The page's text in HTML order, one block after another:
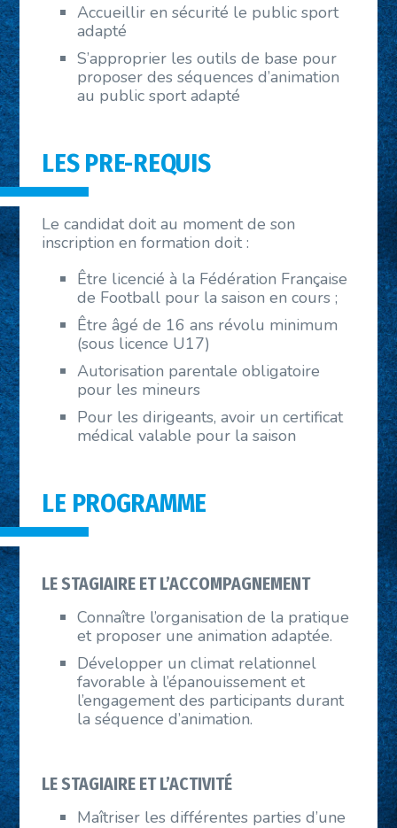
Accueillir en sécurité le public sport
adapté
S’approprier les outils de base pour
proposer des séquences d’animation
au public sport adapté
LES PRE-REQUIS
Le candidat doit au moment de son
inscription en formation doit :
Être licencié à la Fédération Française
de Football pour la saison en cours ;
Être âgé de 16 ans révolu minimum
(sous licence U17)
Autorisation parentale obligatoire
pour les mineurs
Pour les dirigeants, avoir un certificat
médical valable pour la saison
LE PROGRAMME
LE STAGIAIRE ET L’ACCOMPAGNEMENT
Connaître l’organisation de la pratique
et proposer une animation adaptée.
Développer un climat relationnel
favorable à l’épanouissement et
l’engagement des participants durant
la séquence d’animation.
LE STAGIAIRE ET L’ACTIVITÉ
Maîtriser les différentes parties d’une